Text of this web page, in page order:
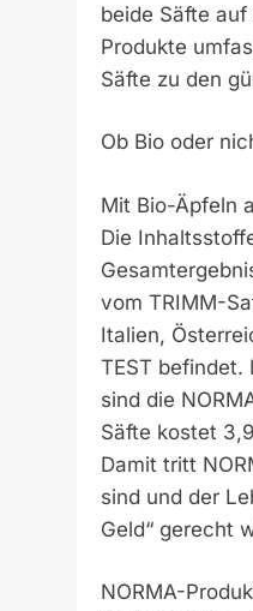
beide Säfte
Produkte
Säfte zu den
Ob Bio oder
Mit Bio-Äpfeln
Die
vom TRIMM-
Italien,
TEST befindet.
sind die
Säfte kostet
Damit tritt
sind und der
Geld“ gerecht
NORMA-